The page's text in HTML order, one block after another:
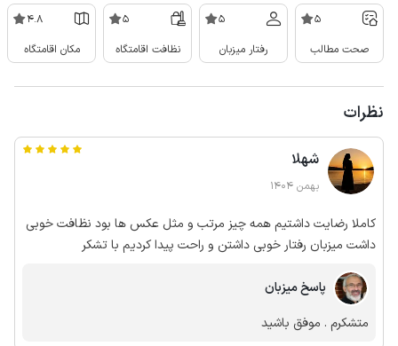
5
صحت مطالب
5
رفتار میزبان
5
نظافت اقامتگاه
4.8
مکان اقامتگاه
نظرات
شهلا
بهمن 1404
کاملا رضایت داشتیم همه چیز مرتب و مثل عکس ها بود نظافت خوبی
داشت میزبان رفتار خوبی داشتن و راحت پیدا کردیم با تشکر
پاسخ میزبان
متشکرم . موفق باشید